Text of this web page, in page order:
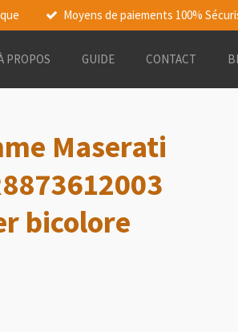
Moyens de paiements 100%
PROPOS GUIDE CONTACT
Maserati
bicolore